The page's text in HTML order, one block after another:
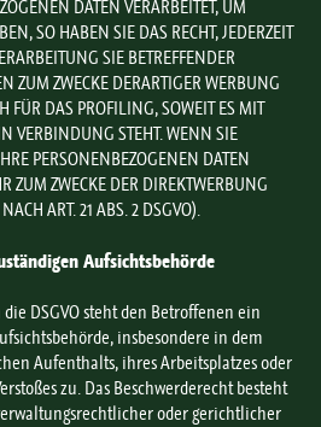
DATEN VERARBEITET, UM
SO HABEN SIE DAS RECHT, JEDERZEIT
SIE BETREFFENDER
ZUM ZWECKE DERARTIGER WERBUNG
FÜR DAS PROFILING, SOWEIT ES MIT
VERBINDUNG STEHT. WENN SIE
PERSONENBEZOGENEN DATEN
ZUM ZWECKE DER DIREKTWERBUNG
ART. 21 ABS. 2 DSGVO).
Aufsichtsbehörde
DSGVO steht den Betroffenen ein
insbesondere in dem
Aufenthalts, ihres Arbeitsplatzes oder
zu. Das Beschwerderecht besteht
oder gerichtlicher